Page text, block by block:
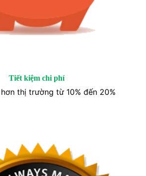
Tiết kiệm chi phí
thị trường từ 10% đến 20%